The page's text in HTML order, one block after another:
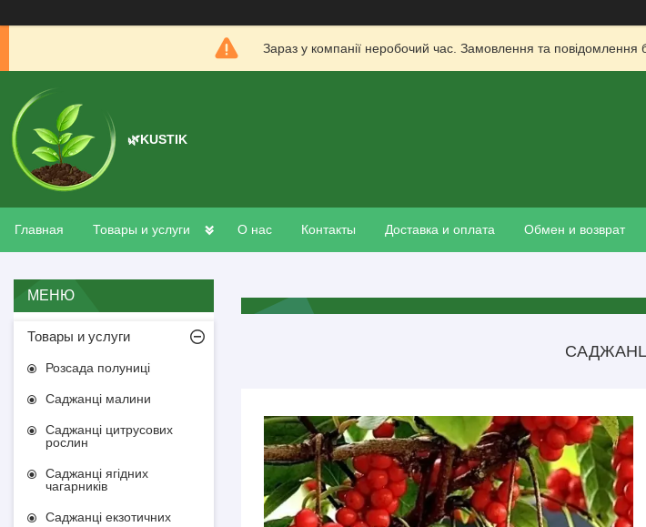
Зараз у компанії неробочий час. Замовлення та повідомлення
🌿KUSTIK
Главная Товары и услуги О нас Контакты Доставка и оплата Обмен и возврат
Товары и услуги
Розсада полуниці
Саджанці малини
Саджанці цитрусових
рослин
Саджанці ягідних
чагарників
Саджанці екзотичних